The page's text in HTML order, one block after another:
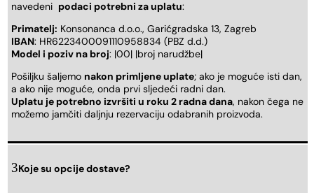
navedeni podaci potrebni za uplatu:
Primatelj: Konsonanca d.o.o., Garićgradska 13, Zagreb
IBAN: HR6223400091110958834 (PBZ d.d.)
Model i poziv na broj: |00| |broj narudžbe|
Pošiljku šaljemo nakon primljene uplate; ako je moguće isti dan,
a ako nije moguće, onda prvi sljedeći radni dan.
Uplatu je potrebno izvršiti u roku 2 radna dana, nakon čega ne
možemo jamčiti daljnju rezervaciju odabranih proizvoda.
Koje su opcije dostave?